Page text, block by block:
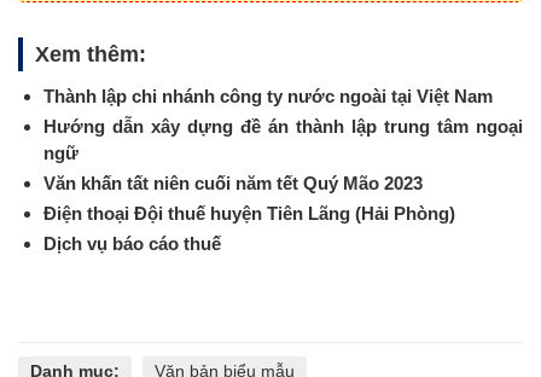
Xem thêm:
Thành lập chi nhánh công ty nước ngoài tại Việt Nam
Hướng dẫn xây dựng đề án thành lập trung tâm ngoại
ngữ
Văn khấn tất niên cuối năm tết Quý Mão 2023
Điện thoại Đội thuế huyện Tiên Lãng (Hải Phòng)
Dịch vụ báo cáo thuế
Danh mục: Văn bản biểu mẫu